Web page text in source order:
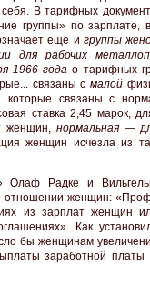
В тарифных
группы» по зарплате, в
еще и группы
для рабочих
1966 года о тарифных
связаны смалой
связаны с
ставка 2,45 марок,
женщин, нормальная—
женщин исчезла из
Олаф Радке и
отношении женщин:
из зарплат женщин
Как
бы женщинам
заработной